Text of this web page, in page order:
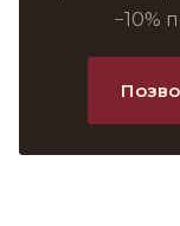
−10%